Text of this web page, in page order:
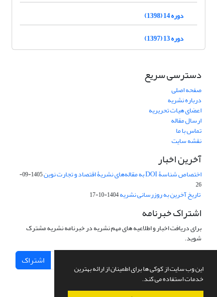
این وب سایت از کوکی ها برای اطمینان از ارائه بهترین
خدمات استفاده می کند.
دوره 14 (1398)
دوره 13 (1397)
دسترسی سریع
صفحه اصلی
درباره نشریه
اعضای هیات تحریریه
ارسال مقاله
تماس با ما
نقشه سایت
آخرین اخبار
اختصاص شناسۀ DOI به مقاله‌های نشریۀ اقتصاد و تجارت نوین
1405-09-
26
تاریخ آخرین به روزرسانی نشریه1404-10-17
اشتراک خبرنامه
برای دریافت اخبار و اطلاعیه های مهم نشریه در خبرنامه نشریه مشترک
شوید.
اشتراک